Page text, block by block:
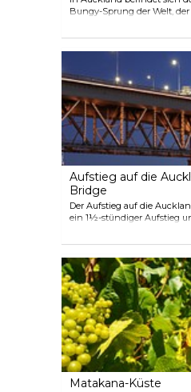
Bungy-Sprung der Welt,
ursprünglichen Bungy-
Bungy – durchgeführt wird.
dabei die Erfahrung ihres
Meter hoch und wenn Sie
haben wollen, entscheiden
Wasserberührung und
angenehme Erfrischung im
Aufstieg auf die
Bridge
Der Aufstieg auf die
ein 1½-stündiger Aufstieg
die ikonische Hafenbrücke
Begleitung eines
Hauraki Gulf, Viaduct
Stadtansichten. In einem
Kommentar werden die
Geografie und Kultur
farbenfrohe Geheimnisse
Matakana-Küste